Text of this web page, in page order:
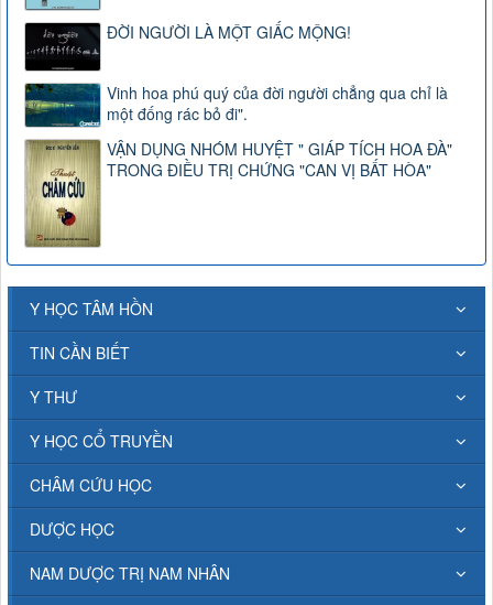
ĐỜI NGƯỜI LÀ MỘT GIẤC MỘNG!
Vinh hoa phú quý của đời người chẳng qua chỉ là
một đống rác bỏ đi".
VẬN DỤNG NHÓM HUYỆT " GIÁP TÍCH HOA ĐÀ"
TRONG ĐIỀU TRỊ CHỨNG "CAN VỊ BẤT HÒA"
Y HỌC TÂM HỒN
TIN CẦN BIẾT
Y THƯ
Y HỌC CỔ TRUYỀN
CHÂM CỨU HỌC
DƯỢC HỌC
NAM DƯỢC TRỊ NAM NHÂN